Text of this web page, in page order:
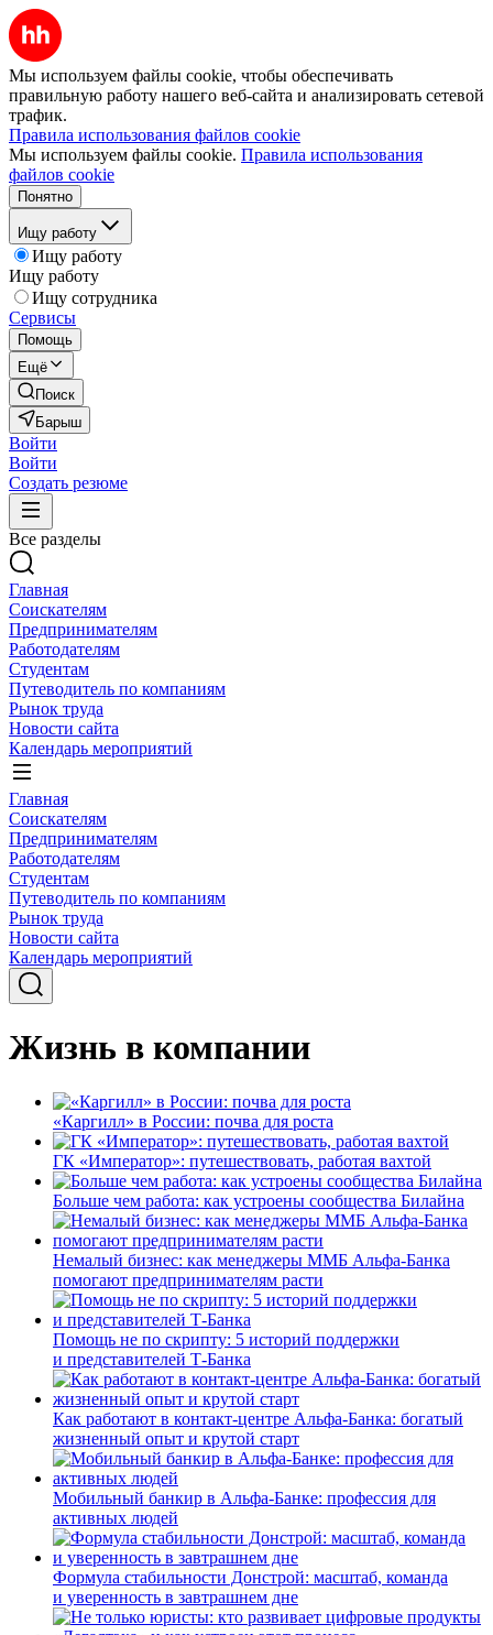
Мы используем файлы cookie, чтобы обеспечивать
правильную работу нашего веб-сайта и анализировать сетевой
трафик.
Правила использования файлов cookie
Мы используем файлы cookie. Правила использования
файлов cookie
Понятно
Ищу работу
Ищу работу
Ищу работу
Ищу сотрудника
Сервисы
Помощь
Ещё
Поиск
Барыш
Войти
Войти
Создать резюме
Все разделы
Главная
Соискателям
Предпринимателям
Работодателям
Студентам
Путеводитель по компаниям
Рынок труда
Новости сайта
Календарь мероприятий
Главная
Соискателям
Предпринимателям
Работодателям
Студентам
Путеводитель по компаниям
Рынок труда
Новости сайта
Календарь мероприятий
Жизнь в компании
«Каргилл» в России: почва для роста
ГК «Император»: путешествовать, работая вахтой
Больше чем работа: как устроены сообщества Билайна
Немалый бизнес: как менеджеры ММБ Альфа-Банка
помогают предпринимателям расти
Помощь не по скрипту: 5 историй поддержки
и представителей Т-Банка
Как работают в контакт-центре Альфа-Банка: богатый
жизненный опыт и крутой старт
Мобильный банкир в Альфа-Банке: профессия для
активных людей
Формула стабильности Донстрой: масштаб, команда
и уверенность в завтрашнем дне